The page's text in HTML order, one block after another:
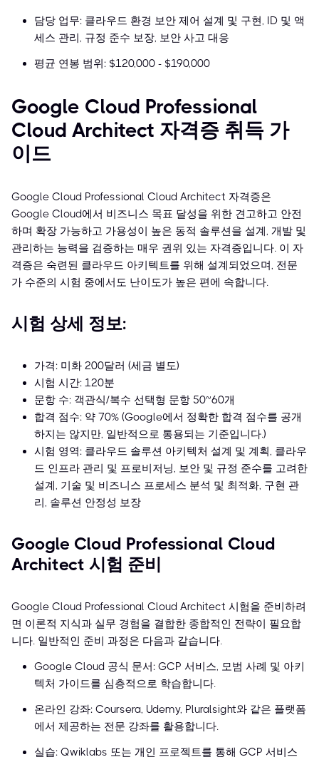
담당 업무: 클라우드 환경 보안 제어 설계 및 구현, ID 및 액
세스 관리, 규정 준수 보장, 보안 사고 대응
평균 연봉 범위: $120,000 - $190,000
Google Cloud Professional
Cloud Architect 자격증 취득 가
이드
Google Cloud Professional Cloud Architect 자격증은
Google Cloud에서 비즈니스 목표 달성을 위한 견고하고 안전
하며 확장 가능하고 가용성이 높은 동적 솔루션을 설계, 개발 및
관리하는 능력을 검증하는 매우 권위 있는 자격증입니다. 이 자
격증은 숙련된 클라우드 아키텍트를 위해 설계되었으며, 전문
가 수준의 시험 중에서도 난이도가 높은 편에 속합니다.
시험 상세 정보:
가격: 미화 200달러 (세금 별도)
시험 시간: 120분
문항 수: 객관식/복수 선택형 문항 50~60개
합격 점수: 약 70% (Google에서 정확한 합격 점수를 공개
하지는 않지만, 일반적으로 통용되는 기준입니다.)
시험 영역: 클라우드 솔루션 아키텍처 설계 및 계획, 클라우
드 인프라 관리 및 프로비저닝, 보안 및 규정 준수를 고려한
설계, 기술 및 비즈니스 프로세스 분석 및 최적화, 구현 관
리, 솔루션 안정성 보장
Google Cloud Professional Cloud
Architect 시험 준비
Google Cloud Professional Cloud Architect 시험을 준비하려
면 이론적 지식과 실무 경험을 결합한 종합적인 전략이 필요합
니다. 일반적인 준비 과정은 다음과 같습니다.
Google Cloud 공식 문서: GCP 서비스, 모범 사례 및 아키
텍처 가이드를 심층적으로 학습합니다.
온라인 강좌: Coursera, Udemy, Pluralsight와 같은 플랫폼
에서 제공하는 전문 강좌를 활용합니다.
실습: Qwiklabs 또는 개인 프로젝트를 통해 GCP 서비스